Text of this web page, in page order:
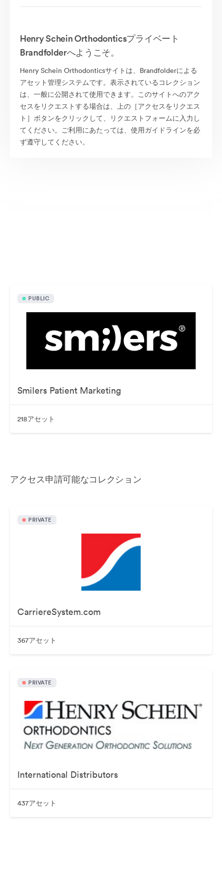
Henry Schein Orthodonticsプライベート
Brandfolderへようこそ。
Henry Schein Orthodonticsサイトは、Brandfolderによる
アセット管理システムです。表示されているコレクション
は、一般に公開されて使用できます。このサイトへのアク
セスをリクエストする場合は、上の［アクセスをリクエス
ト］ボタンをクリックして、リクエストフォームに入力し
てください。ご利用にあたっては、使用ガイドラインを必
ず遵守してください。
PUBLIC
Smilers Patient Marketing
218アセット
アクセス申請可能なコレクション
PRIVATE
CarriereSystem.com
367アセット
PRIVATE
International Distributors
437アセット